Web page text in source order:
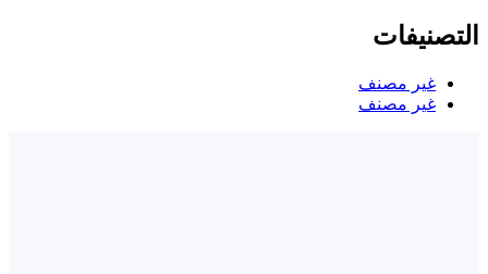
التصنيفات
غير مصنف
غير مصنف